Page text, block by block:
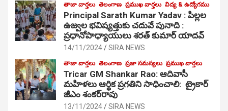
తాజా వార్తలు తెలంగాణ ప్రముఖ వార్తలు విద్య & ఉద్యోగము
Principal Sarath Kumar Yadav : పిల్లల
ఉజ్వల భవిష్యత్తుకు చదువే పునాది :
ప్రధానోపాధ్యాయులు శరత్ కుమార్ యాదవ్
14/11/2024 SIRA NEWS
తాజా వార్తలు తెలంగాణ ప్రజా సమస్యలు ప్రముఖ వార్తలు
Tricar GM Shankar Rao: ఆదివాసీ
మహిళలు ఆర్థిక ప్రగతిని సాధించాలి: ట్రైకార్
జీఎం శంకర్‌రావు
13/11/2024 SIRA NEWS